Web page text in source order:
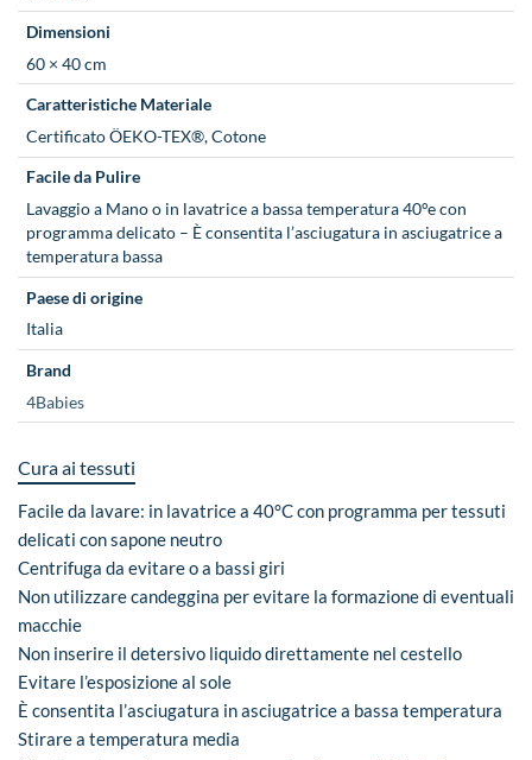
Dimensioni
60 × 40 cm
Caratteristiche Materiale
Certificato ÖEKO-TEX®, Cotone
Facile da Pulire
Lavaggio a Mano o in lavatrice a bassa temperatura 40°e con
programma delicato – È consentita l’asciugatura in asciugatrice a
temperatura bassa
Paese di origine
Italia
Brand
4Babies
Cura ai tessuti
Facile da lavare: in lavatrice a 40°C con programma per tessuti
delicati con sapone neutro
Centrifuga da evitare o a bassi giri
Non utilizzare candeggina per evitare la formazione di eventuali
macchie
Non inserire il detersivo liquido direttamente nel cestello
Evitare l’esposizione al sole
È consentita l’asciugatura in asciugatrice a bassa temperatura
Stirare a temperatura media